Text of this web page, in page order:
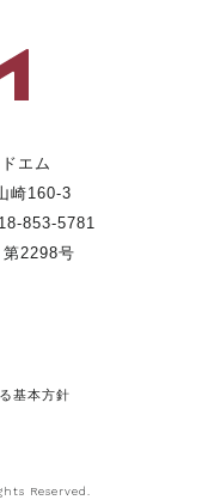
エム
崎160-3
853-5781
2298号
基本方針
Reserved.